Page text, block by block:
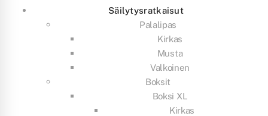
Säilytysratkaisut
Palalipas
Kirkas
Musta
Valkoinen
Boksit
Boksi XL
Kirkas